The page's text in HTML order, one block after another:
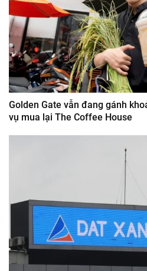
Golden Gate vẫn đang gánh
vụ mua lại The Coffee House